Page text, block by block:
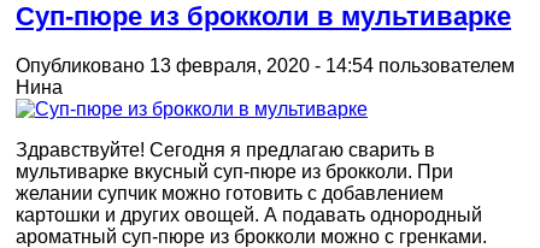
Суп-пюре из брокколи в мультиварке
Опубликовано 13 февраля, 2020 - 14:54 пользователем
Нина
Здравствуйте! Сегодня я предлагаю сварить в
мультиварке вкусный суп-пюре из брокколи. При
желании супчик можно готовить с добавлением
картошки и других овощей. А подавать однородный
ароматный суп-пюре из брокколи можно с гренками.